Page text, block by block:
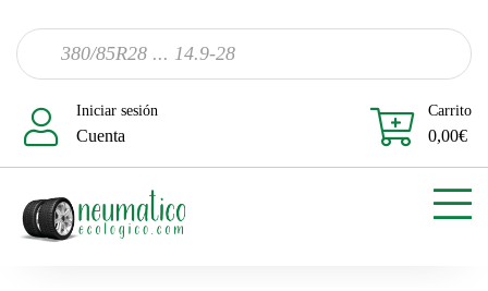
Iniciar sesión
Cuenta
Carrito
0,00€